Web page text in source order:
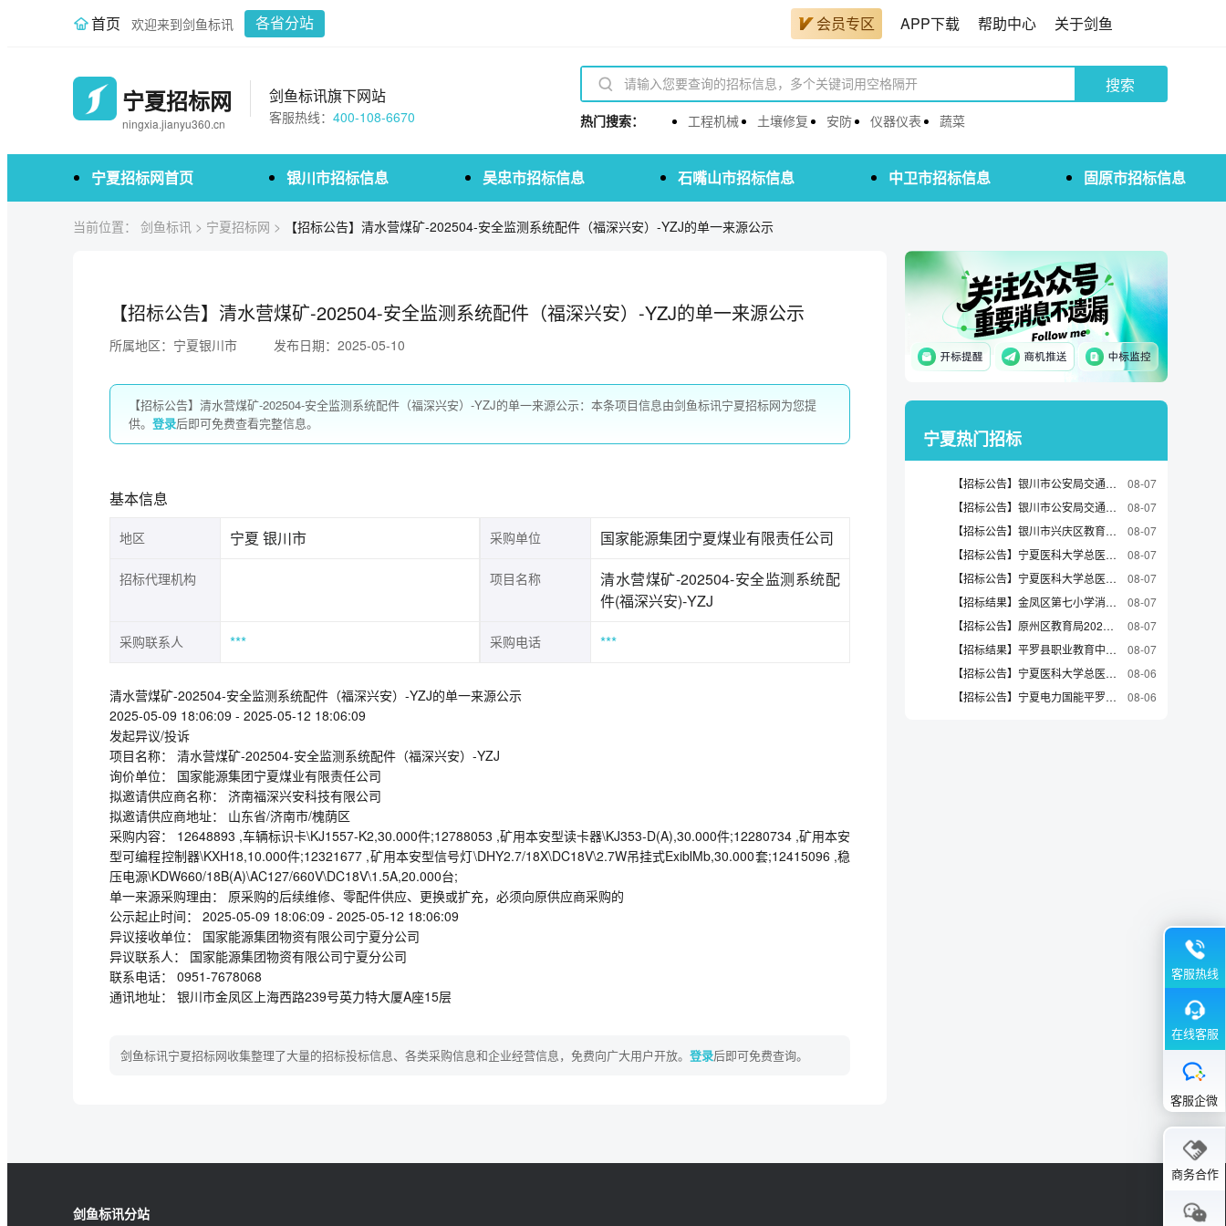
首页 欢迎来到剑鱼标讯 各省分站 会员专区 APP下载 帮助中心 关于剑鱼
宁夏招标网
ningxia.jianyu360.cn
剑鱼标讯旗下网站
客服热线： 400-108-6670
搜索
热门搜索： 工程机械 土壤修复 安防 仪器仪表 蔬菜
宁夏招标网首页 银川市招标信息 吴忠市招标信息 石嘴山市招标信息 中卫市招标信息 固原市招标信息
当前位置： 剑鱼标讯 > 宁夏招标网 > 【招标公告】清水营煤矿-202504-安全监测系统配件（福深兴安）-YZJ的单一来源公示
【招标公告】清水营煤矿-202504-安全监测系统配件（福深兴安）-YZJ的单一来源公示
所属地区：宁夏银川市 发布日期：2025-05-10
【招标公告】清水营煤矿-202504-安全监测系统配件（福深兴安）-YZJ的单一来源公示：本条项目信息由剑鱼标讯宁夏招标网为您提
供。 登录后即可免费查看完整信息。
基本信息
地区 宁夏 银川市 采购单位 国家能源集团宁夏煤业有限责任公司
招标代理机构 项目名称
清水营煤矿-202504-安全监测系统配
件(福深兴安)-YZJ
采购联系人 *** 采购电话 ***
清水营煤矿-202504-安全监测系统配件（福深兴安）-YZJ的单一来源公示
2025-05-09 18:06:09 - 2025-05-12 18:06:09
发起异议/投诉
项目名称： 清水营煤矿-202504-安全监测系统配件（福深兴安）-YZJ
询价单位： 国家能源集团宁夏煤业有限责任公司
拟邀请供应商名称： 济南福深兴安科技有限公司
拟邀请供应商地址： 山东省/济南市/槐荫区
采购内容： 12648893 ,车辆标识卡\KJ1557-K2,30.000件;12788053 ,矿用本安型读卡器\KJ353-D(A),30.000件;12280734 ,矿用本安
型可编程控制器\KXH18,10.000件;12321677 ,矿用本安型信号灯\DHY2.7/18X\DC18V\2.7W吊挂式ExibⅠMb,30.000套;12415096 ,稳
压电源\KDW660/18B(A)\AC127/660V\DC18V\1.5A,20.000台;
单一来源采购理由： 原采购的后续维修、零配件供应、更换或扩充，必须向原供应商采购的
公示起止时间： 2025-05-09 18:06:09 - 2025-05-12 18:06:09
异议接收单位： 国家能源集团物资有限公司宁夏分公司
异议联系人： 国家能源集团物资有限公司宁夏分公司
联系电话： 0951-7678068
通讯地址： 银川市金凤区上海西路239号英力特大厦A座15层
剑鱼标讯宁夏招标网收集整理了大量的招标投标信息、各类采购信息和企业经营信息，免费向广大用户开放。 登录后即可免费查询。
宁夏热门招标
【招标公告】银川市公安局交通管理局银川市车辆管理所2026年摩电车辆驾驶资格考试购买社会化考场服务项目（八标段至十标段）项目招标公告
08-07
【招标公告】银川市公安局交通管理局银川市车辆管理所2026年摩电车辆驾驶资格考试购买社会化考场服务项目（五标段至七标段）项目招标公告
08-07
【招标公告】银川市兴庆区教育局兴庆区2026年兴庆区掌政中学等六所学校设施设备采购项目招标公告
08-07
【招标公告】宁夏医科大学总医院流式细胞分析系统采购项目招标公告
08-07
【招标公告】宁夏医科大学总医院颌面部动力系统采购项目招标公告
08-07
【招标结果】金凤区第七小学消防设施改造工程项目竞争性磋商采购结果公告
08-07
【招标公告】原州区教育局2026年中小学幼儿园食堂原材料政府采购项目第十二标段（重新招标）更正事项公告(一次)
08-07
【招标结果】平罗县职业教育中心校园网络安全升级改造项目中标公告
08-07
【招标公告】宁夏医科大学总医院数字减影血管造影系统（DSA，innova3100）维保项目单一来源采购审核前公示
08-06
【招标公告】宁夏电力国能平罗发电有限公司平罗公司苏打水、茶饮料询价（有附件）询价采购
08-06
客服热线
在线客服
客服企微
商务合作
剑鱼标讯分站